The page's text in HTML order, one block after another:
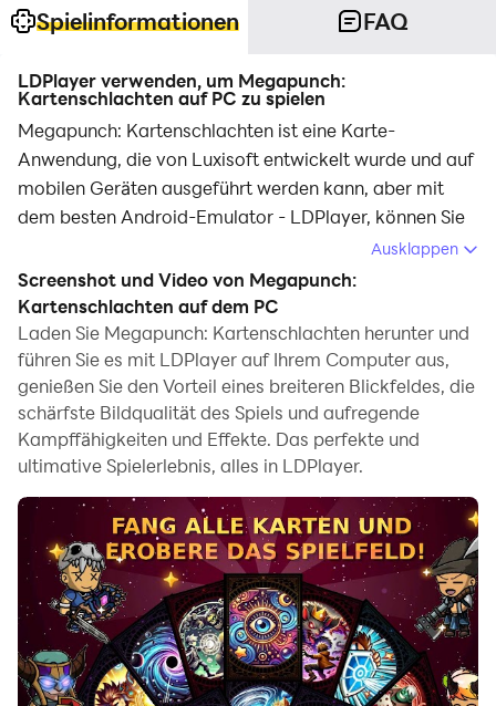
Spielinformationen FAQ
LDPlayer verwenden, um Megapunch:
Kartenschlachten auf PC zu spielen
Megapunch: Kartenschlachten ist eine Karte-
Anwendung, die von Luxisoft entwickelt wurde und auf
mobilen Geräten ausgeführt werden kann, aber mit
dem besten Android-Emulator - LDPlayer, können Sie
Megapunch: Kartenschlachten herunterladen und auf
Ihrem Computer ausführen.
Beim Ausführen von Megapunch: Kartenschlachten auf
Ihrem Computer können Sie auf einem großen
Bildschirm klar navigieren, und das Steuern von
Anwendungen mit Maus und Tastatur ist viel schneller
als das Berühren des Bildschirms, und Sie müssen sich
nie um die Leistung Ihres Geräts sorgen.
Dank der Multi-Instanz- und
Synchronisationsfunktionen können Sie auch mehrere
Apps und Konten auf Ihrem Computer ausführen.
Die Funktion zum Übertragen von Dateien zwischen
dem Emulator und dem Computer erleichtert auch das
Teilen von Fotos, Videos und Dateien.
Ausklappen
Screenshot und Video von Megapunch:
Kartenschlachten auf dem PC
Laden Sie Megapunch: Kartenschlachten herunter und
führen Sie es mit LDPlayer auf Ihrem Computer aus,
genießen Sie den Vorteil eines breiteren Blickfeldes, die
schärfste Bildqualität des Spiels und aufregende
Kampffähigkeiten und Effekte. Das perfekte und
ultimative Spielerlebnis, alles in LDPlayer.